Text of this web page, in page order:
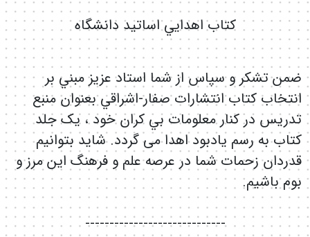
كتاب اهدايي اساتيد دانشگاه
ضمن تشكر و سپاس از شما استاد عزيز مبني بر
انتخاب كتاب انتشارات صفار-اشراقي بعنوان منبع
تدريس در كنار معلومات بي كران خود ، یک جلد
کتاب به رسم یادبود اهدا می گردد. شاید بتوانیم
قدردان زحمات شما در عرصه علم و فرهنگ این مرز و
بوم باشیم.
-----------------------------